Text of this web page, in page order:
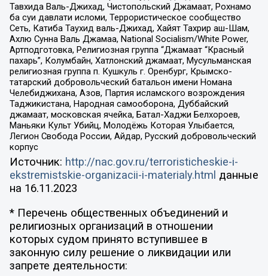
Тавхида Валь-Джихад, Чистопольский Джамаат, Рохнамо
ба суи давлати исломи, Террористическое сообщество
Сеть, Катиба Таухид валь-Джихад, Хайят Тахрир аш-Шам,
Ахлю Сунна Валь Джамаа, National Socialism/White Power,
Артподготовка, Религиозная группа “Джамаат “Красный
пахарь”, Колумбайн, Хатлонский джамаат, Мусульманская
религиозная группа п. Кушкуль г. Оренбург, Крымско-
татарский добровольческий батальон имени Номана
Челебиджихана, Азов, Партия исламского возрождения
Таджикистана, Народная самооборона, Дуббайский
джамаат, московская ячейка, Батал-Хаджи Белхороев,
Маньяки Культ Убийц, Молодёжь Которая Улыбается,
Легион Свобода России, Айдар, Русский добровольческий
корпус
Источник: http://nac.gov.ru/terroristicheskie-i-
ekstremistskie-organizacii-i-materialy.html данные
на 16.11.2023
* Перечень общественных объединений и
религиозных организаций в отношении
которых судом принято вступившее в
законную силу решение о ликвидации или
запрете деятельности: